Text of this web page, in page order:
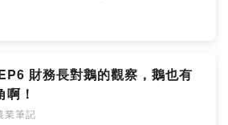
或到 財務長的農業筆記FB留
財務長對鵝的觀察，鵝也有
！
業筆記